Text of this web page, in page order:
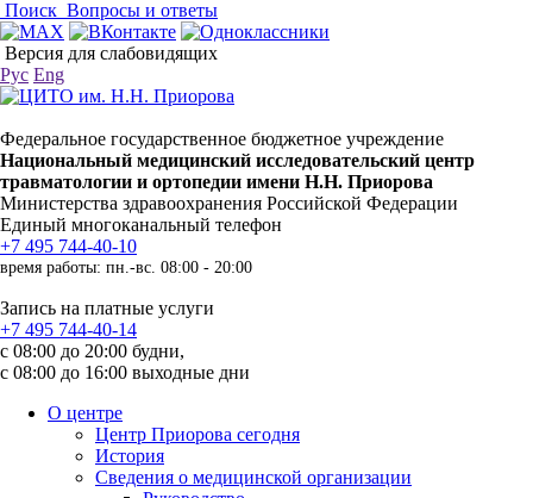
Поиск Вопросы и ответы
Версия для слабовидящих
Рус Eng
Федеральное государственное бюджетное учреждение
Национальный медицинский исследовательский центр
травматологии и ортопедии имени Н.Н. Приорова
Министерства здравоохранения Российской Федерации
Единый многоканальный телефон
+7 495 744-40-10
время работы: пн.-вс. 08:00 - 20:00
Запись на платные услуги
+7 495 744-40-14
с 08:00 до 20:00 будни,
с 08:00 до 16:00 выходные дни
О центре
Центр Приорова сегодня
История
Сведения о медицинской организации